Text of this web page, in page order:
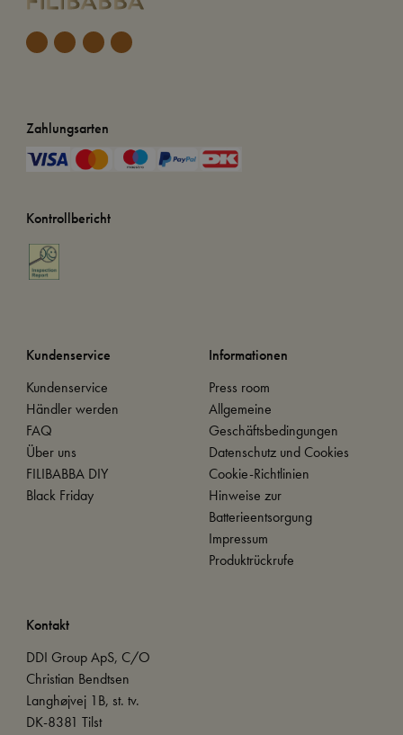
Zahlungsarten
Kontrollbericht
Kundenservice
Kundenservice
Händler werden
FAQ
Über uns
FILIBABBA DIY
Black Friday
Informationen
Press room
Allgemeine
Geschäftsbedingungen
Datenschutz und Cookies
Cookie-Richtlinien
Hinweise zur
Batterieentsorgung
Impressum
Produktrückrufe
Kontakt
DDI Group ApS, C/O
Christian Bendtsen
Langhøjvej 1B, st. tv.
DK-8381 Tilst